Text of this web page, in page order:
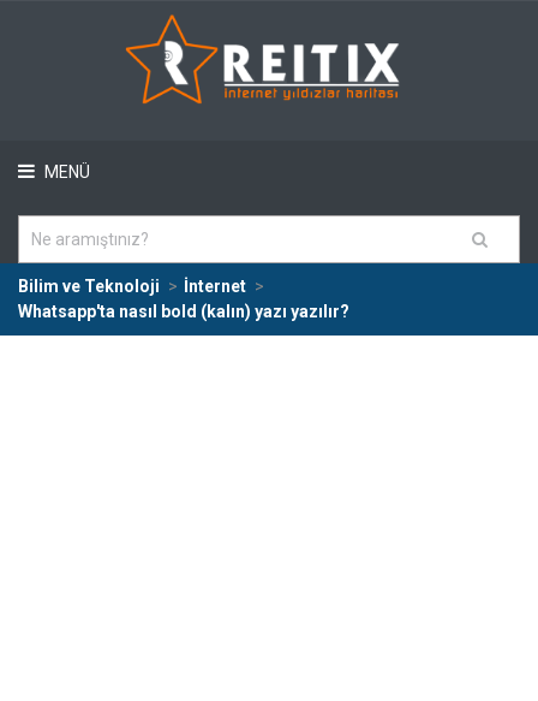
MENÜ
Bilim ve Teknoloji
İnternet
Whatsapp'ta nasıl bold (kalın) yazı yazılır?